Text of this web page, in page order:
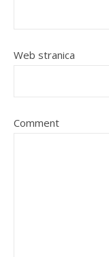
Web stranica
Comment